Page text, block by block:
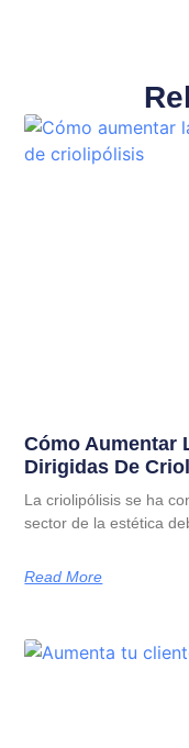
Cómo Aumentar
Dirigidas De
La criolipólisis se ha
sector de la estética
Read More